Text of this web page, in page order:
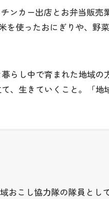
ンカー出店とお弁当販売
を使ったおにぎりや、野
らし中で育まれた地域の
、生きていくこと。「地
おこし協力隊の隊員とし